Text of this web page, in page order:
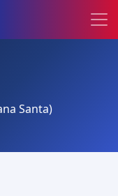
Santa)